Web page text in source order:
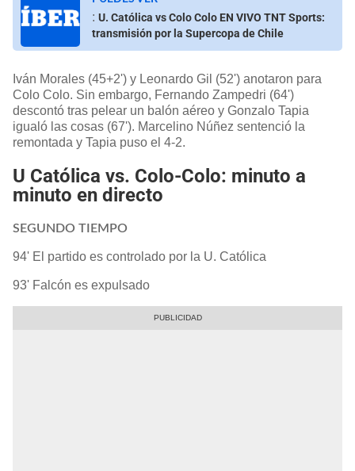
: U. Católica vs Colo Colo EN VIVO TNT Sports:
transmisión por la Supercopa de Chile
Iván Morales (45+2') y Leonardo Gil (52') anotaron para
Colo Colo. Sin embargo, Fernando Zampedri (64')
descontó tras pelear un balón aéreo y Gonzalo Tapia
igualó las cosas (67'). Marcelino Núñez sentenció la
remontada y Tapia puso el 4-2.
U Católica vs. Colo-Colo: minuto a
minuto en directo
SEGUNDO TIEMPO
94' El partido es controlado por la U. Católica
93' Falcón es expulsado